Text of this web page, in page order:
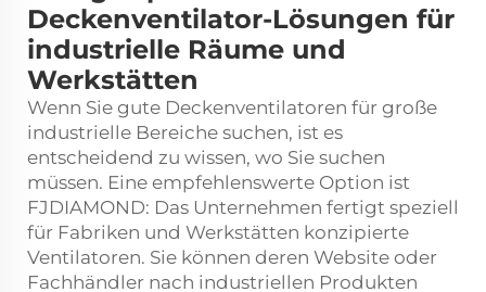
Deckenventilator-Lösungen für
industrielle Räume und
Werkstätten
Wenn Sie gute Deckenventilatoren für große
industrielle Bereiche suchen, ist es
entscheidend zu wissen, wo Sie suchen
müssen. Eine empfehlenswerte Option ist
FJDIAMOND: Das Unternehmen fertigt speziell
für Fabriken und Werkstätten konzipierte
Ventilatoren. Sie können deren Website oder
Fachhändler nach industriellen Produkten